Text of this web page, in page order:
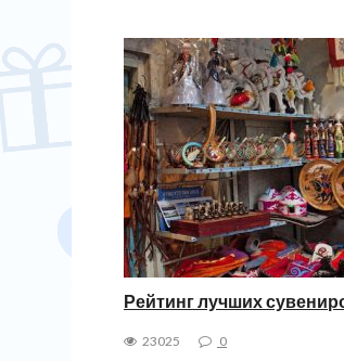
Рейтинг лучших
23025 0